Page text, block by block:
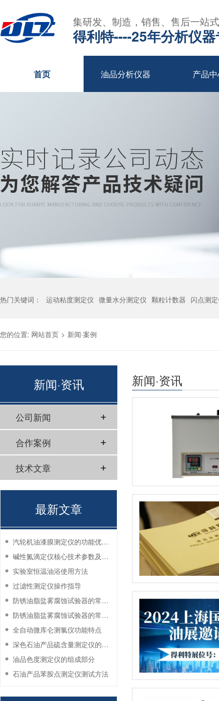
集研发、制造，销售、售后一站
得利特----25年分析仪
首页 油品分析仪器 产品
热门关键词： 运动粘度测定仪 微量水分测定仪 颗粒计数器 闪点测
您的位置: 网站首页 > 新闻·案例
新闻·资讯
新闻·资讯
公司新闻
合作案例
技术文章
最新文章
汽轮机油漆膜测定仪的功能优势有哪些？
碱性氮滴定仪核心技术参数及应用说明
实验室恒温油浴使用方法
过滤性测定仪操作指导
防锈油脂盐雾腐蚀试验器的常见故障与解决方法
防锈油脂盐雾腐蚀试验器的常见故障与解决方法
全自动微库仑测氯仪功能特点
深色石油产品硫含量测定仪的工作环境要求
油品色度测定仪的组成部分
石油产品苯胺点测定仪测试方法